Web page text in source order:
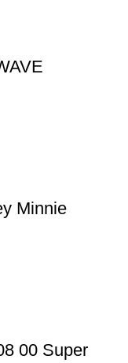
Minnie
00 Super